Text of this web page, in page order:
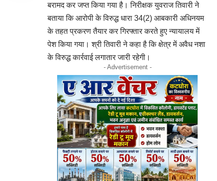
बरामद कर जप्त किया गया है। निरीक्षक युवराज तिवारी ने
बताया कि आरोपी के विरुद्ध धारा 34(2) आबकारी अधिनयम
के तहत प्रकरण तैयार कर गिरफ्तार करते हुए न्यायालय में
पेश किया गया। श्री तिवारी ने कहा है कि क्षेत्र में अवैध नशा
के विरुद्ध कार्रवाई लगातार जारी रहेगी।
- Advertisement -